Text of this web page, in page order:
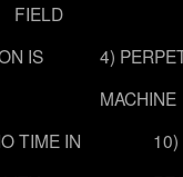
FIELD
IS
4)
MACHINE
TIME IN